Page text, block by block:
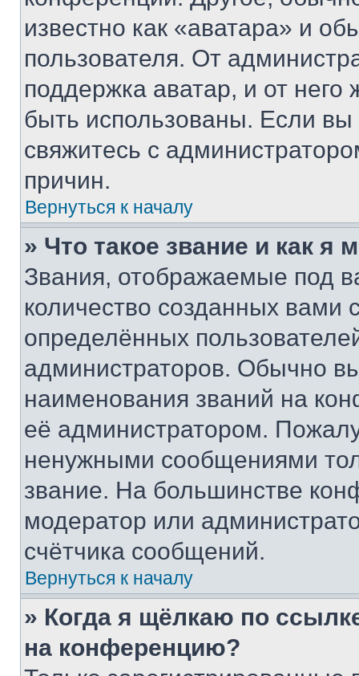
известно как «аватара» и
пользователя. От
поддержка аватар, и от него
быть использованы. Если
свяжитесь с
причин.
Вернуться к началу
» Что такое звание и как я
Звания, отображаемые под
количество созданных
определённых
администраторов. Обычно
наименования званий на
её администратором.
ненужными сообщениями
звание. На большинстве
модератор или
счётчика сообщений.
Вернуться к началу
» Когда я щёлкаю по
на конференцию?